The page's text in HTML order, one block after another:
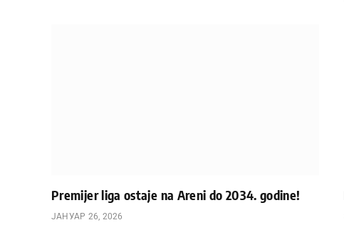
Premijer liga ostaje na Areni do 2034. godine!
ЈАНУАР 26, 2026